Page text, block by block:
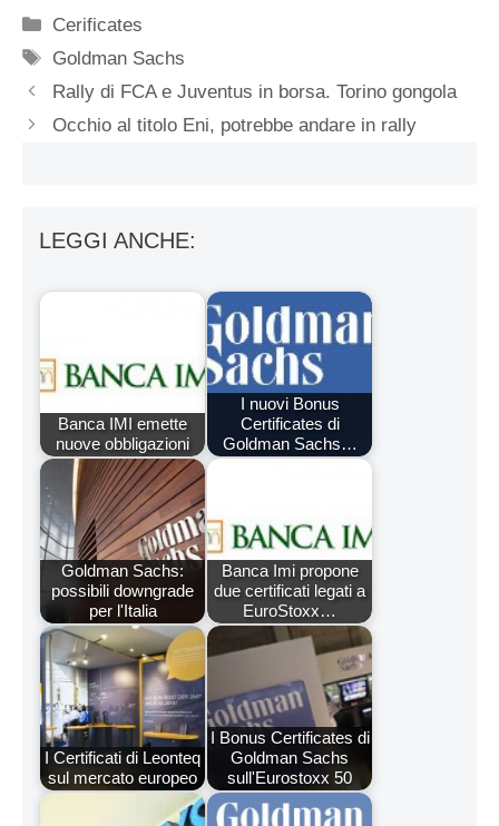
Categorie
Cerificates
Tag
Goldman Sachs
Rally di FCA e Juventus in borsa. Torino gongola
Occhio al titolo Eni, potrebbe andare in rally
LEGGI ANCHE:
Banca IMI emette
nuove obbligazioni
I nuovi Bonus
Certificates di
Goldman Sachs…
Goldman Sachs:
possibili downgrade
per l'Italia
Banca Imi propone
due certificati legati a
EuroStoxx…
I Certificati di Leonteq
sul mercato europeo
I Bonus Certificates di
Goldman Sachs
sull'Eurostoxx 50